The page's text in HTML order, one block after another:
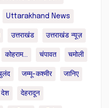
Uttarakhand News
उत्तराखंड उत्तराखंड न्यूज़
कोहराम... चंपावत चमोली
जम्मू-कश्मीर जानिए
देश देहरादून